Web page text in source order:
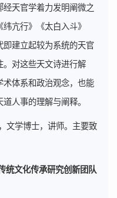
天官学着力发明阐微之
亢行》《太白入斗》
即建立起较为系统的天官
。对这些天文诗进行解
体系和政治观念，也能
人事的理解与阐释。
文学博士，讲师。主要致
统文化传承研究创新团队